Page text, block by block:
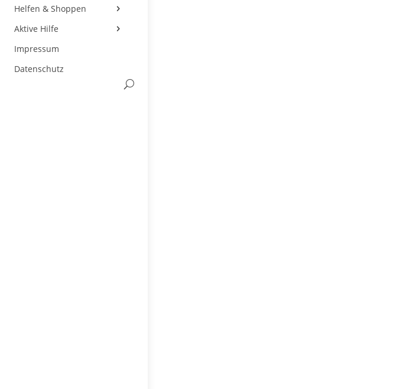
Helfen & Shoppen
Aktive Hilfe
Impressum
Datenschutz